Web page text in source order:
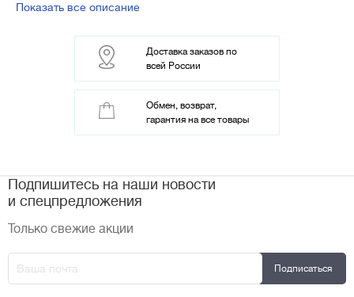
Показать все описание
Доставка заказов по
всей России
Обмен, возврат,
гарантия на все товары
Подпишитесь на наши новости
и спецпредложения
Только свежие акции